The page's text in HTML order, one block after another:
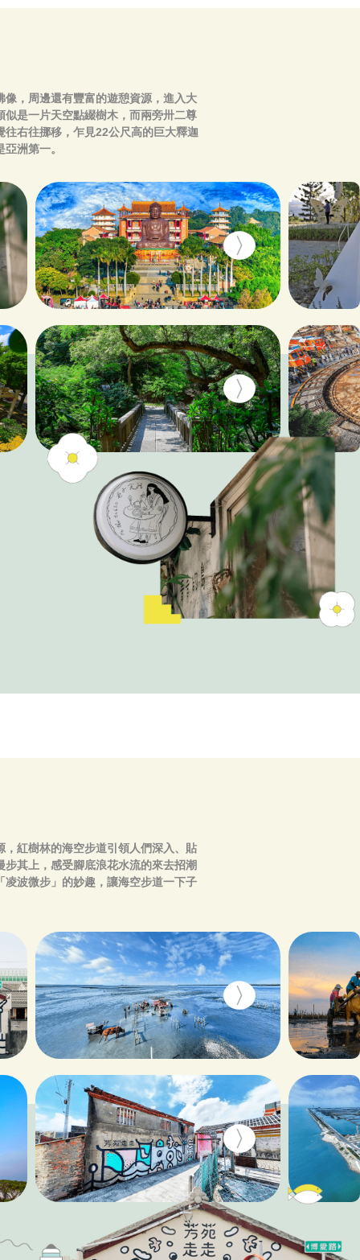
，周邊還有豐富的遊憩資源，進入大
是一片天空點綴樹木，而兩旁卅二尊
右往挪移，乍見22公尺高的巨大釋迦
洲第一。
紅樹林的海空步道引領人們深入、貼
其上，感受腳底浪花水流的來去招潮
波微步」的妙趣，讓海空步道一下子